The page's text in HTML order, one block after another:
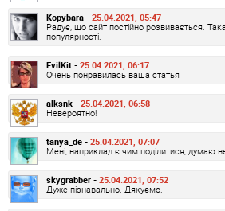
Kopybara - 25.04.2021, 05:47
Радує, що сайт постійно розвивається.
популярності.
EvilKit - 25.04.2021, 06:17
Очень понравилась ваша статья
alksnk - 25.04.2021, 06:58
Невероятно!
tanya_de - 25.04.2021, 07:07
Мені, наприклад є чим поділитися, думаю
skygrabber - 25.04.2021, 07:52
Дуже пізнавально. Дякуємо.